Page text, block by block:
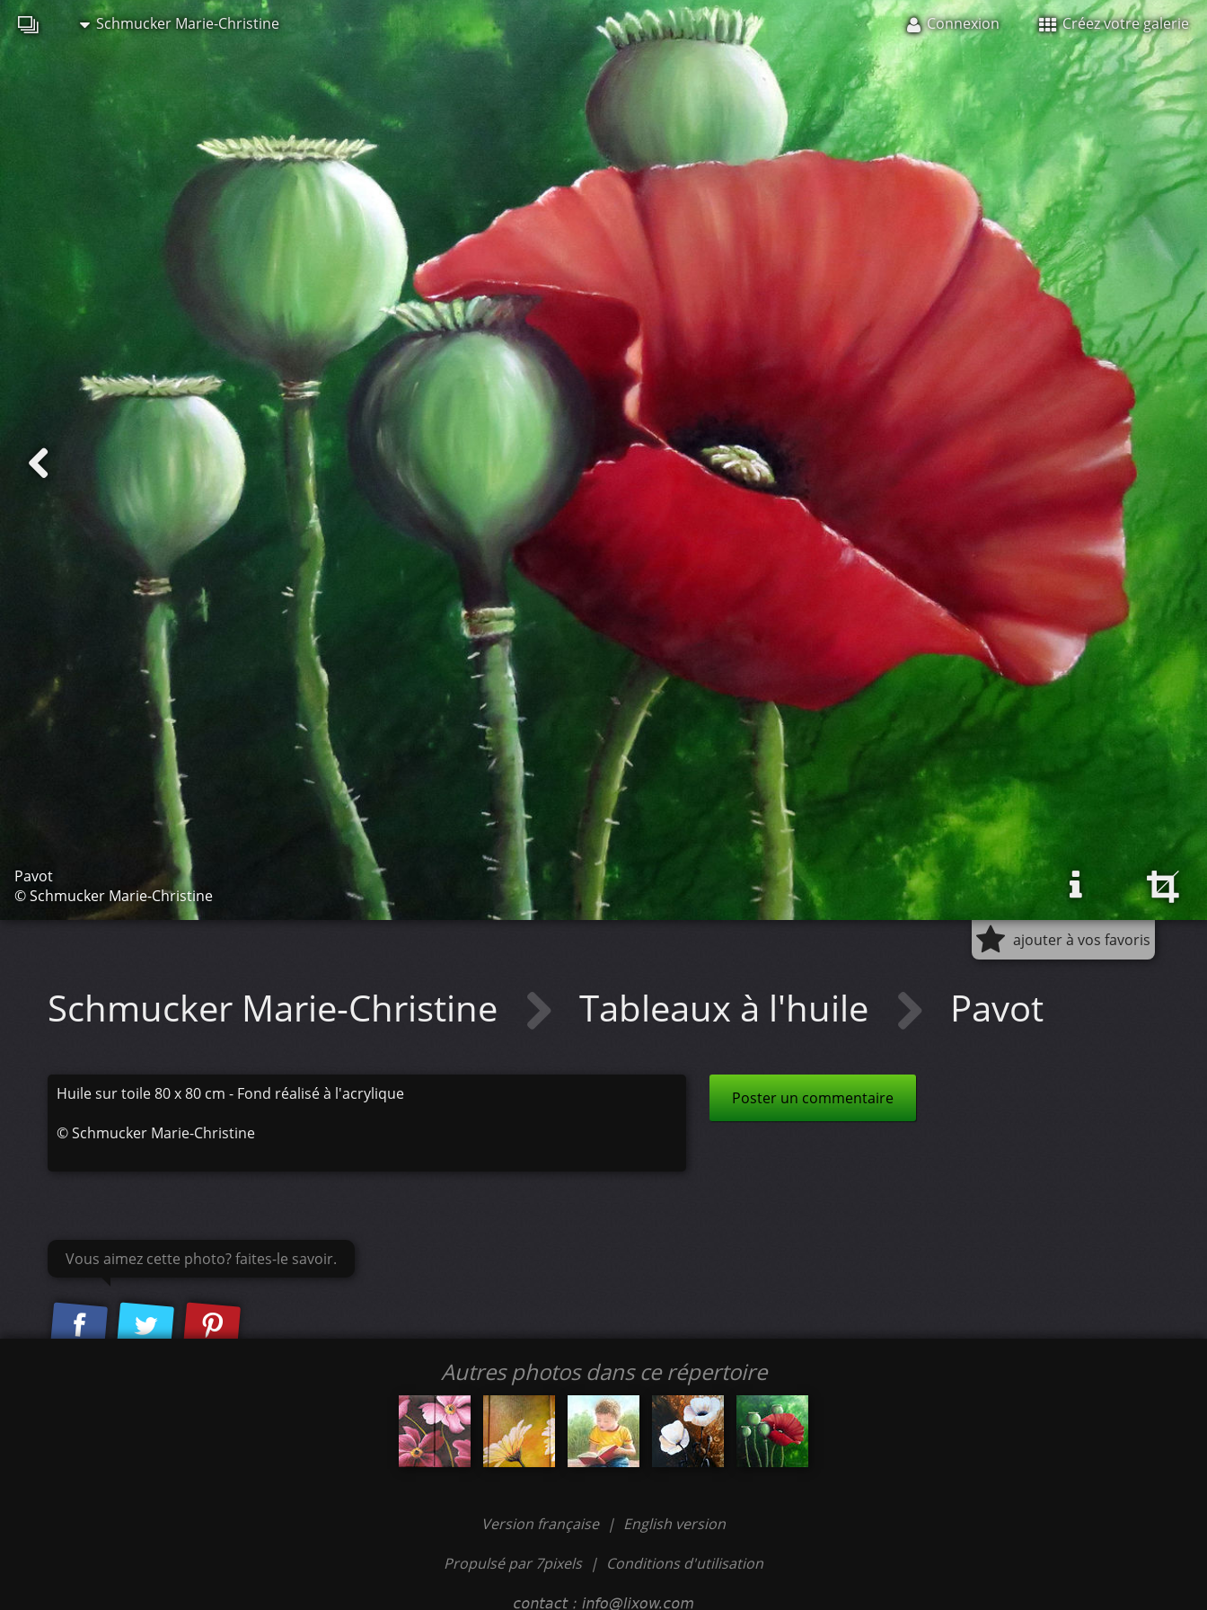
Schmucker Marie-Christine Connexion Créez votre galerie
Pavot
© Schmucker Marie-Christine
ajouter à vos favoris
Schmucker Marie-Christine Tableaux à l'huile Pavot
Huile sur toile 80 x 80 cm - Fond réalisé à l'acrylique
©Schmucker Marie-Christine
Poster un commentaire
Vous aimez cette photo? faites-le savoir.
Autres photos dans ce répertoire
Version française | English version
Propulsé par 7pixels | Conditions d'utilisation